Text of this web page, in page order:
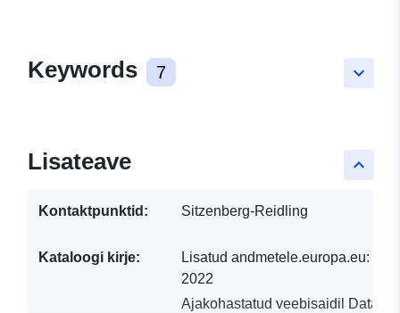
keyboard_arrow_down
Keywords 7
keyboard_arrow_up
Lisateave
Kontaktpunktid: Sitzenberg-Reidling
Kataloogi kirje: Lisatud andmetele.europa.eu:
2022
Ajakohastatud veebisaidil